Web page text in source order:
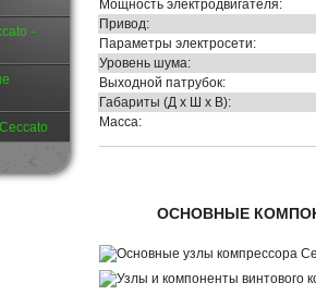
-
Мощность электродвигателя:
Привод:
Параметры электросети:
Уровень шума:
Выходной патрубок:
Габариты (Д х Ш х В):
Масса:
ОСНОВНЫЕ